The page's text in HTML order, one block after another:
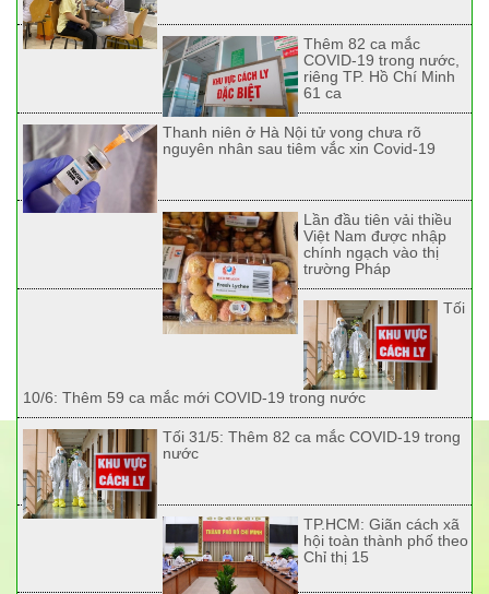
Thêm 82 ca mắc
COVID-19 trong nước,
riêng TP. Hồ Chí Minh
61 ca
Thanh niên ở Hà Nội tử vong chưa rõ
nguyên nhân sau tiêm vắc xin Covid-19
Lần đầu tiên vải thiều
Việt Nam được nhập
chính ngạch vào thị
trường Pháp
Tối
10/6: Thêm 59 ca mắc mới COVID-19 trong nước
Tối 31/5: Thêm 82 ca mắc COVID-19 trong
nước
TP.HCM: Giãn cách xã
hội toàn thành phố theo
Chỉ thị 15